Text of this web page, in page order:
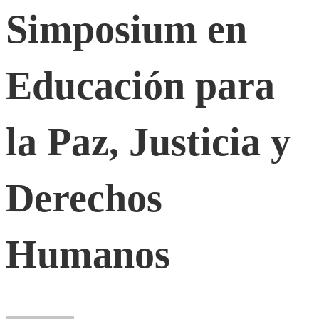
en
Educación
para
la
Paz,
Simposium en
Educación para
la Paz, Justicia y
Derechos
Humanos